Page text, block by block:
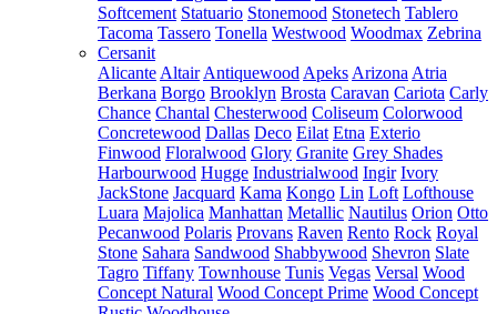
Softcement Statuario Stonemood Stonetech Tablero
Tacoma Tassero Tonella Westwood Woodmax Zebrina
Cersanit
Alicante Altair Antiquewood Apeks Arizona Atria
Berkana Borgo Brooklyn Brosta Caravan Cariota Carly
Chance Chantal Chesterwood Coliseum Colorwood
Concretewood Dallas Deco Eilat Etna Exterio
Finwood Floralwood Glory Granite Grey Shades
Harbourwood Hugge Industrialwood Ingir Ivory
JackStone Jacquard Kama Kongo Lin Loft Lofthouse
Luara Majolica Manhattan Metallic Nautilus Orion Otto
Pecanwood Polaris Provans Raven Rento Rock Royal
Stone Sahara Sandwood Shabbywood Shevron Slate
Tagro Tiffany Townhouse Tunis Vegas Versal Wood
Concept Natural Wood Concept Prime Wood Concept